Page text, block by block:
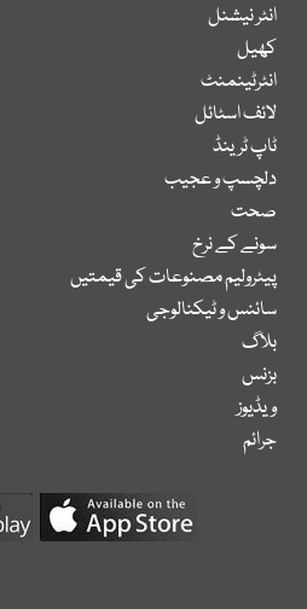
انٹر نیشنل
کھیل
انٹرٹینمنٹ
لائف اسٹائل
ٹاپ ٹرینڈ
دلچسپ و عجیب
صحت
سونے کے نرخ
پیٹرولیم مصنوعات کی قیمتیں
سائنس و ٹیکنالوجی
بلاگ
بزنس
ویڈیوز
جرائم